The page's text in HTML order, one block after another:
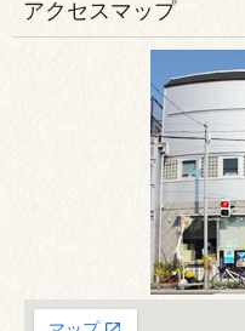
アクセスマップ